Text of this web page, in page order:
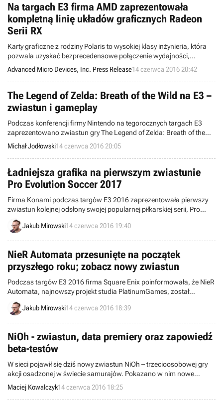
oddzielnie płatne DLC. Gra pojawi się na rynku już 20 czerwca.
Na targach E3 firma AMD zaprezentowała
kompletną linię układów graficznych Radeon
Serii RX
Karty graficzne z rodziny Polaris to wysokiej klasy inżynieria, która
pozwala uzyskać bezprecedensowe połączenie wydajności,
możliwości obsługi systemów VR i przyszłościowych technologii.
Advanced Micro Devices, Inc. Press Release14 czerwca 2016 20:42
The Legend of Zelda: Breath of the Wild na E3 –
zwiastun i gameplay
Podczas konferencji firmy Nintendo na tegorocznych targach E3
zaprezentowano zwiastun gry The Legend of Zelda: Breath of the
Wild - kolejnej odsłony kultowej serii, która została zapowiedziana w
2014 roku, ale dotąd nie miała podtytułu. Zademonstrowano
również obszerny fragment rozgrywki. Gra trafi na Wii U oraz
Nintendo NX.
Michał Jodłowski14 czerwca 2016 20:05
Ładniejsza grafika na pierwszym zwiastunie
Pro Evolution Soccer 2017
Firma Konami podczas targów E3 2016 zaprezentowała pierwszy
zwiastun kolejnej odsłony swojej popularnej piłkarskiej serii, Pro
Evolution Soccer 2017. Możemy na nim zobaczyć obiecywane przez
twórców usprawnienia w kwestii oprawy wizualnej.
Jakub Mirowski14 czerwca 2016 19:40
NieR Automata przesunięte na początek
przyszłego roku; zobacz nowy zwiastun
Podczas targów E3 2016 firma Square Enix poinformowała, że NieR
Automata, najnowszy projekt studia PlatinumGames, został
przesunięty na 2017 rok. Początkowo ten tytuł ekskluzywny na PS4
miał się ukazać jeszcze w tym roku.
Jakub Mirowski14 czerwca 2016 18:39
NiOh - zwiastun, data premiery oraz zapowiedź
beta-testów
W sieci pojawił się dziś nowy zwiastun NiOh – trzecioosobowej gry
akcji osadzonej w świecie samurajów. Pokazano w nim nowe
elementy rozgrywki oraz zapowiedziano betę, która ruszy już w
sierpniu. Ponadto na Amazonie pojawiła się data premiery gry,
wyznaczona na 28 października tego roku.
Maciej Kowalczyk14 czerwca 2016 18:25